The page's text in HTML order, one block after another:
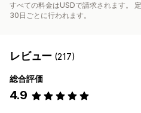
すべての料金はUSDで請求されます。
30日ごとに行われます。
レビュー (217)
総合評価
4.9